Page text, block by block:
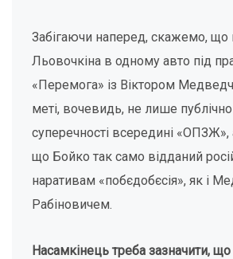
Забігаючи наперед, скажемо, що
Льовочкіна в одному авто під
«Перемога» із Віктором
меті, вочевидь, не лише
суперечності всередині «ОПЗЖ»,
що Бойко так само відданий
наративам «побєдобєсія», як і
Рабіновичем.
Насамкінець треба зазначити, що